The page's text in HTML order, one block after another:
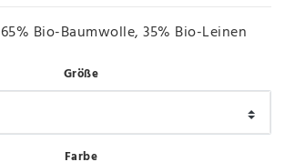
65% Bio-Baumwolle, 35% Bio-Leinen
Größe
Farbe